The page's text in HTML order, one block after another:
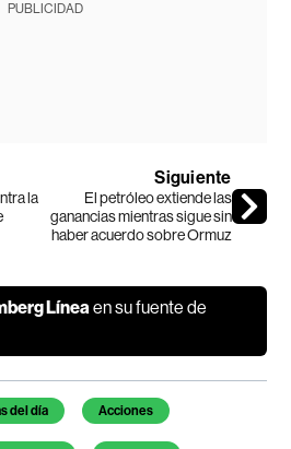
PUBLICIDAD
la
Siguiente
El petróleo extiende las
ganancias mientras sigue sin
haber acuerdo sobre Ormuz
Líneaen su fuente de
del día Acciones